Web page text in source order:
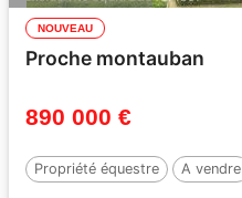
NOUVEAU
Proche montauban
890 000 €
Propriété équestre A vendre